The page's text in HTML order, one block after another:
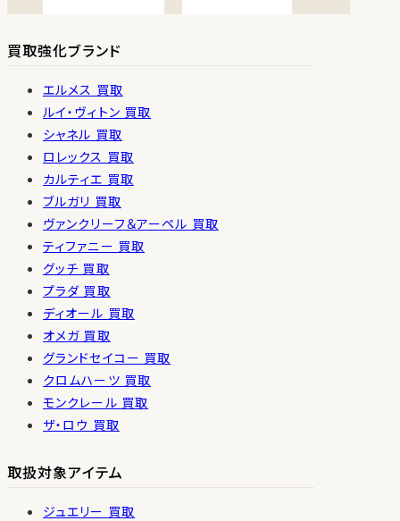
買取強化ブランド
エルメス 買取
ルイ・ヴィトン 買取
シャネル 買取
ロレックス 買取
カルティエ 買取
ブルガリ 買取
ヴァンクリーフ＆アーペル 買取
ティファニー 買取
グッチ 買取
プラダ 買取
ディオール 買取
オメガ 買取
グランドセイコー 買取
クロムハーツ 買取
モンクレール 買取
ザ・ロウ 買取
取扱対象アイテム
ジュエリー 買取